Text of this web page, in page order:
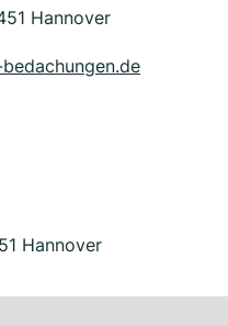
Hannover
Hannover